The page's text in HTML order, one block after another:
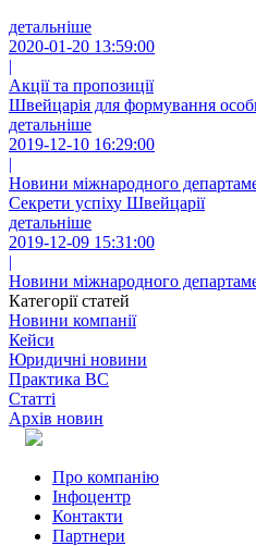
детальніше
2020-01-20 13:59:00
|
Акції та пропозиції
Швейцарія для формування
детальніше
2019-12-10 16:29:00
|
Новини міжнародного
Секрети успіху Швейцарії
детальніше
2019-12-09 15:31:00
|
Новини міжнародного
Категорії статей
Новини компанії
Кейси
Юридичні новини
Практика ВС
Статті
Архів новин
Про компанію
Інфоцентр
Контакти
Партнери